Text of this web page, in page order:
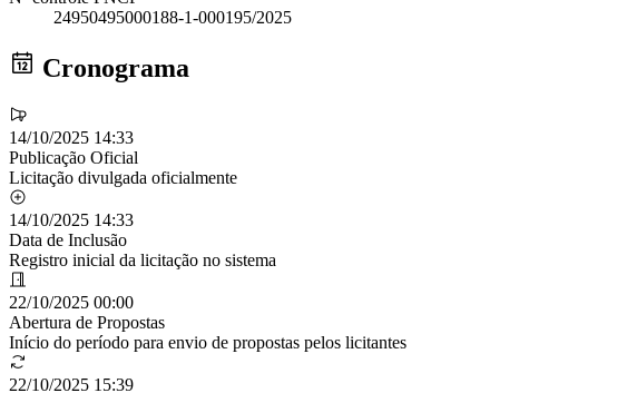
24950495000188-1-000195/2025
Cronograma
14/10/2025 14:33
Publicação Oficial
Licitação divulgada oficialmente
14/10/2025 14:33
Data de Inclusão
Registro inicial da licitação no sistema
22/10/2025 00:00
Abertura de Propostas
Início do período para envio de propostas pelos licitantes
22/10/2025 15:39